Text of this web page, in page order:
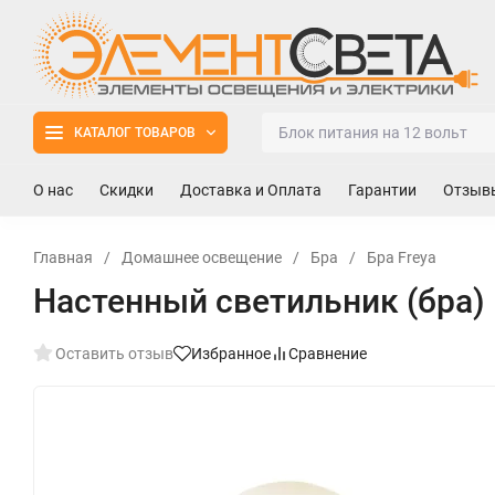
КАТАЛОГ ТОВАРОВ
О нас Скидки Доставка и Оплата Гарантии
Главная / Домашнее освещение / Бра / Бра Freya
Настенный светильник
Оставить отзыв Избранное Сравнение